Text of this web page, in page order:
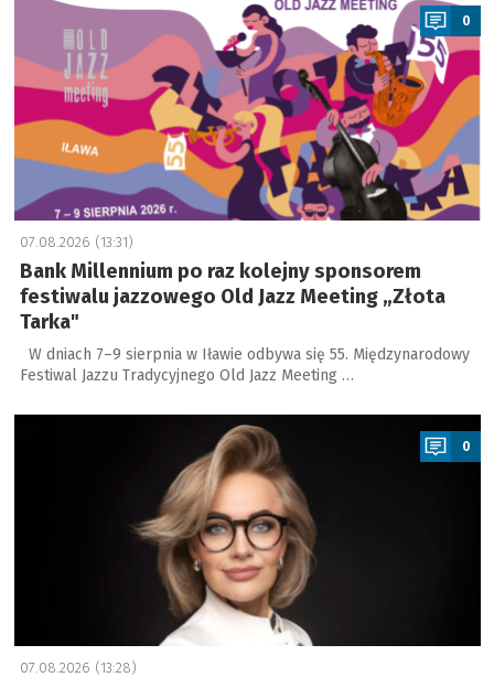
0
07.08.2026 (13:31)
Bank Millennium po raz kolejny sponsorem
festiwalu jazzowego Old Jazz Meeting „Złota
Tarka"
W dniach 7–9 sierpnia w Iławie odbywa się 55. Międzynarodowy
Festiwal Jazzu Tradycyjnego Old Jazz Meeting …
a
0
07.08.2026 (13:28)